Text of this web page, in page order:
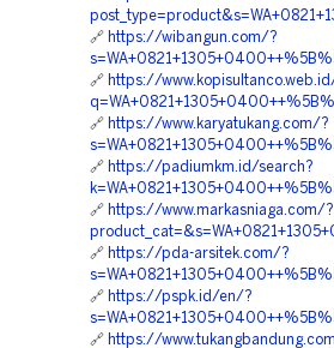
🔗 https://wibangun.com/?
🔗 https://
🔗 https://www.karyatukang.com/?
🔗 https://padiumkm.id/search?
🔗 https://www.markasniaga.com/?
🔗 https://pda-arsitek.com/?
🔗 https://pspk.id/en/?
🔗 https://